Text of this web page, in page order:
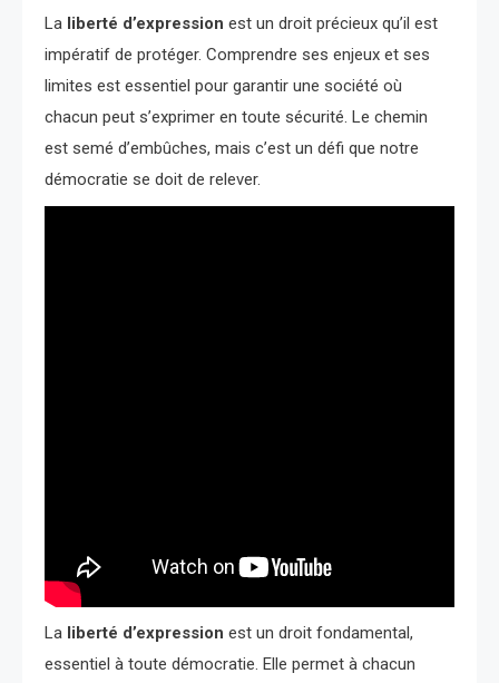
La liberté d’expression est un droit précieux qu’il est
impératif de protéger. Comprendre ses enjeux et ses
limites est essentiel pour garantir une société où
chacun peut s’exprimer en toute sécurité. Le chemin
est semé d’embûches, mais c’est un défi que notre
démocratie se doit de relever.
La liberté d’expression est un droit fondamental,
essentiel à toute démocratie. Elle permet à chacun